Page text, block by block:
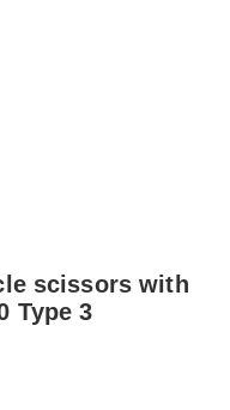
scissors with
Type 3